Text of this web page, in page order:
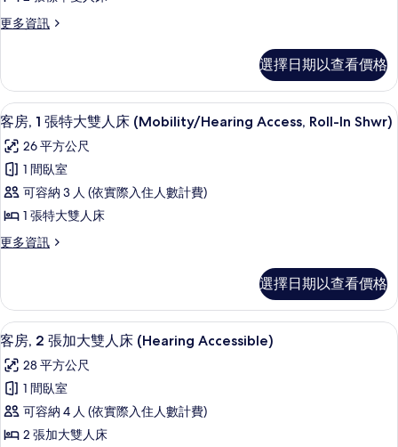
有
片
的
張
標
雙
人
床
(Mobility/Hearing
Access,
Roll-
In
Shwr)
的
有
相
片
更多資訊
更
2
張
標
雙
人
床
(Mobility/Hearing
Access,
In
情
選擇日期以查看價格
顯
示
客
房,
1
張
特
雙
人
床
(Mobility/Hearing
Access,
Roll-
In
高級寢具、客房內保險箱、書桌、筆
4
客房, 1 張特大雙人床 (Mobility/Hearing Access, Roll-In Shwr)
26 平方公尺
1 間臥室
可容納 3 人 (依實際入住人數計費)
1 張特大雙人床
更多資訊
更
1
張
特
雙
人
床
(Mobility/Hearing
Access,
選擇日期以查看價格
顯
示
客
房,
2
高級寢具、客房內保險箱、書桌、筆
5
客房, 2 張加大雙人床 (Hearing Accessible)
28 平方公尺
1 間臥室
可容納 4 人 (依實際入住人數計費)
2 張加大雙人床